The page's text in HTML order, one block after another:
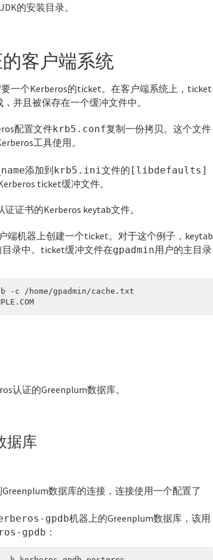
的安装目录。
客户端系统
一个Kerberos的ticket。在客户端系统上，ticket
，并且被保存在一个缓冲文件中。
配置文件krb5.conf复制一份拷贝。这个文件
工具使用。
添加到krb5.ini文件的 [libdefaults]
ticket缓冲文件。
证书的Kerberos keytab文件。
端机器上创建一个ticket。对于这个例子，keytab
目录中。ticket缓冲文件在gpadmin用户的主目录
c /home/gpadmin/cache.txt
认证的Greenplum数据库。
据库
Greenplum数据库的连接，连接使用一个配置了
gpdb机器上的Greenplum数据库，该用
gpdb ：